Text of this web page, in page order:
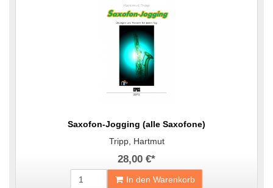
Saxofon-Jogging (alle Saxofone)
Tripp, Hartmut
28,00 €*
In den Warenkorb